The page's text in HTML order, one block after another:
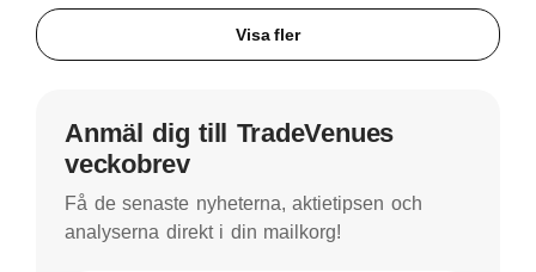
Visa fler
Anmäl dig till TradeVenues
veckobrev
Få de senaste nyheterna, aktietipsen och
analyserna direkt i din mailkorg!